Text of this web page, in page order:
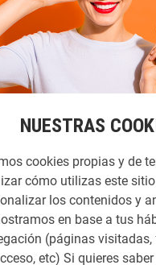
hacen que una
claros que alertan de
y cómo
SEGURIDAD
Protege tu alarma
y desactivaciones
proteger tu alarma con
de aviso y medidas
NUESTRAS
cookies propias y de
cómo utilizas este
los contenidos y
en base a tus
(páginas visitadas,
etc) Si quieres